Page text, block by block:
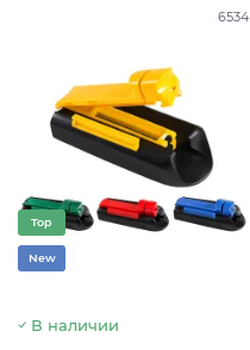
6534
Top
New
В наличии